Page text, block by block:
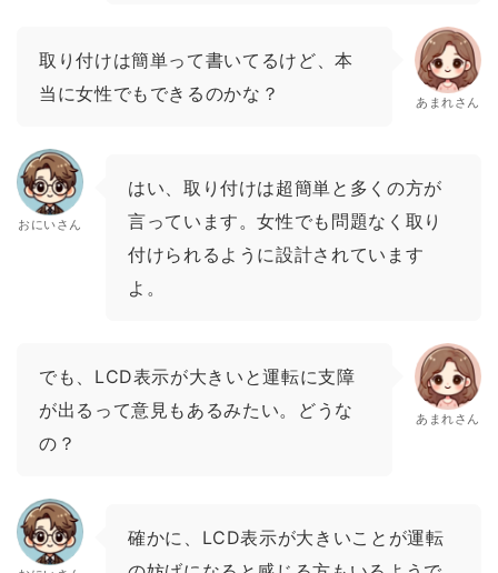
取り付けは簡単って書いてるけど、本
当に女性でもできるのかな？
あまれさん
おにいさん
はい、取り付けは超簡単と多くの方が
言っています。女性でも問題なく取り
付けられるように設計されています
よ。
でも、LCD表示が大きいと運転に支障
が出るって意見もあるみたい。どうな
の？
あまれさん
確かに、LCD表示が大きいことが運転